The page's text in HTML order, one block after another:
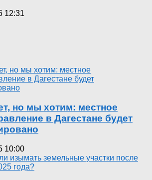
12:31
но мы хотим: местное
в Дагестане будет
10:00